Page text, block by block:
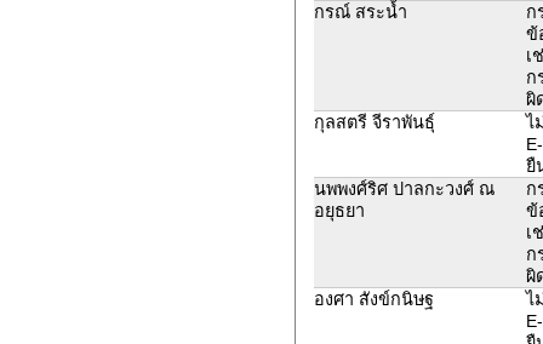
กรณ์ สระน้ำ
ก
ข้
เ
ก
ผิ
กุลสตรี จีราพันธุ์
ไ
ยื
นพพงศ์ริศ ปาลกะวงศ์ ณ
อยุธยา
ก
ข้
เ
ก
ผิ
องศา สังข์กนิษฐ
ไ